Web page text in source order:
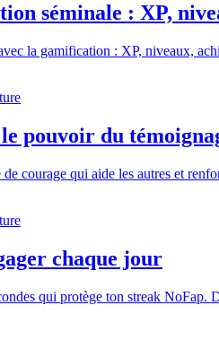
séminale : XP,
la gamification : XP, niveaux,
pouvoir du
courage qui aide les autres et
chaque jour
qui protège ton streak